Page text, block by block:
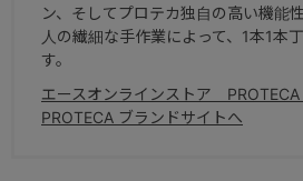
ン、そしてプロテカ独自の高い機能
人の繊細な手作業によって、1本1本
す。
エースオンラインストア PROTECA
PROTECA ブランドサイトへ